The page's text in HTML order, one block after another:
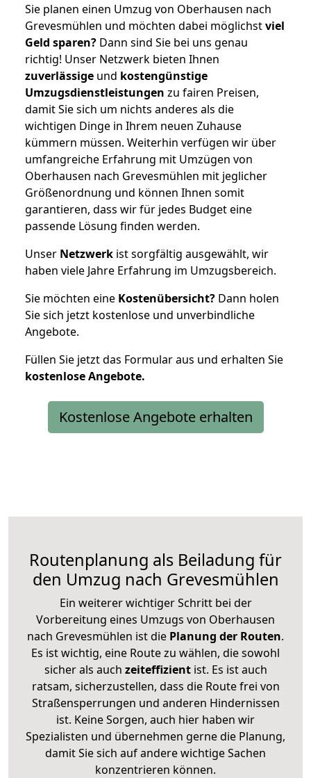
Sie planen einen Umzug von Oberhausen nach
Grevesmühlen und möchten dabei möglichstviel
Geld sparen? Dann sind Sie bei uns genau
richtig! Unser Netzwerk bieten Ihnen
zuverlässige und kostengünstige
Umzugsdienstleistungen zu fairen Preisen,
damit Sie sich um nichts anderes als die
wichtigen Dinge in Ihrem neuen Zuhause
kümmern müssen. Weiterhin verfügen wir über
umfangreiche Erfahrung mit Umzügen von
Oberhausen nach Grevesmühlen mit jeglicher
Größenordnung und können Ihnen somit
garantieren, dass wir für jedes Budget eine
passende Lösung finden werden.
Unser Netzwerk ist sorgfältig ausgewählt, wir
haben viele Jahre Erfahrung im Umzugsbereich.
Sie möchten eine Kostenübersicht? Dann holen
Sie sich jetzt kostenlose und unverbindliche
Angebote.
Füllen Sie jetzt das Formular aus und erhalten Sie
kostenloseAngebote.
Kostenlose Angebote erhalten
Routenplanung als Beiladung für
den Umzug nach Grevesmühlen
Ein weiterer wichtiger Schritt bei der
Vorbereitung eines Umzugs von Oberhausen
nach Grevesmühlen ist die Planung der Routen.
Es ist wichtig, eine Route zu wählen, die sowohl
sicher als auch zeiteffizientist. Es ist auch
ratsam, sicherzustellen, dass die Route frei von
Straßensperrungen und anderen Hindernissen
ist. Keine Sorgen, auch hier haben wir
Spezialisten und übernehmen gerne die Planung,
damit Sie sich auf andere wichtige Sachen
konzentrieren können.